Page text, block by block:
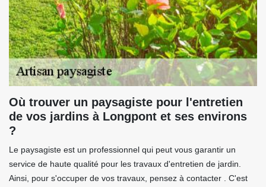
Où trouver un paysagiste pour l'entretien
de vos jardins à Longpont et ses environs
?
Le paysagiste est un professionnel qui peut vous garantir un
service de haute qualité pour les travaux d'entretien de jardin.
Ainsi, pour s'occuper de vos travaux, pensez à contacter . C'est